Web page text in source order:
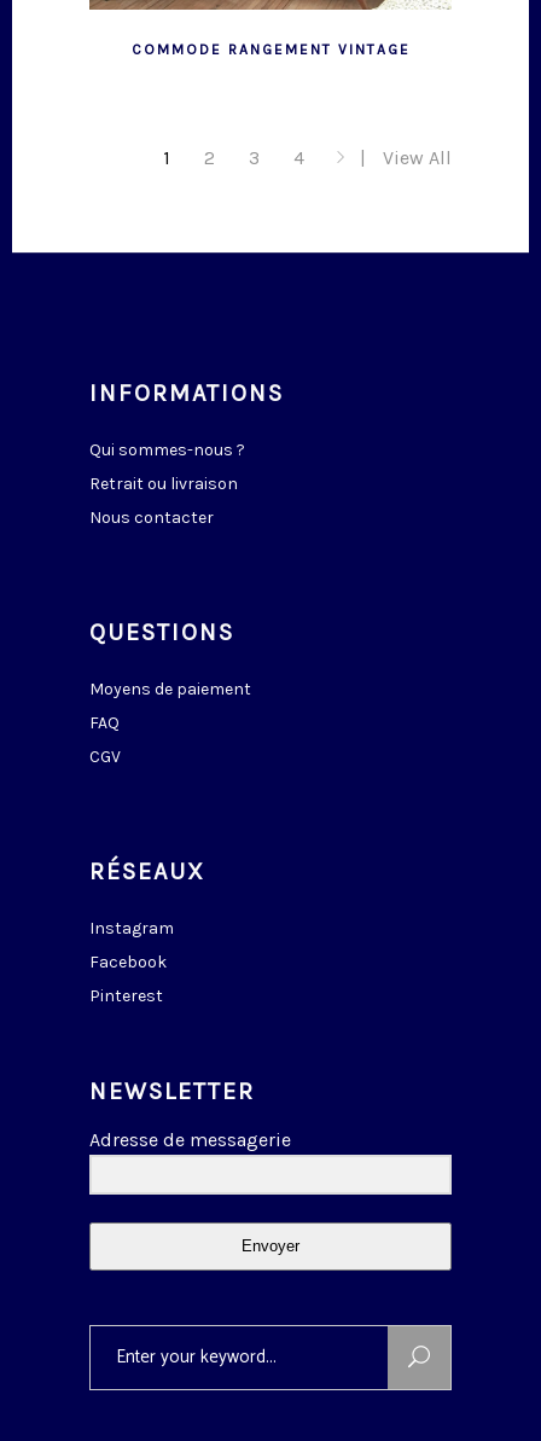
COMMODE RANGEMENT VINTAGE
1 2 3 4 View All
INFORMATIONS
Qui sommes-nous ?
Retrait ou livraison
Nous contacter
QUESTIONS
Moyens de paiement
FAQ
CGV
RÉSEAUX
Instagram
Facebook
Pinterest
NEWSLETTER
Adresse de messagerie
Envoyer
for: